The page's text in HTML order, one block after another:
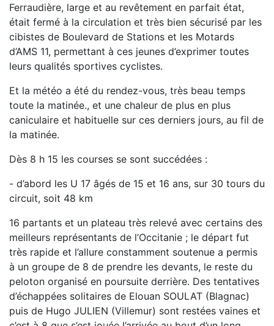
Ferraudière, large et au revêtement en parfait état,
était fermé à la circulation et très bien sécurisé par les
cibistes de Boulevard de Stations et les Motards
d’AMS 11, permettant à ces jeunes d’exprimer toutes
leurs qualités sportives cyclistes.
Et la météo a été du rendez-vous, très beau temps
toute la matinée., et une chaleur de plus en plus
caniculaire et habituelle sur ces derniers jours, au fil de
la matinée.
Dès 8 h 15 les courses se sont succédées :
- d’abord les U 17 âgés de 15 et 16 ans, sur 30 tours du
circuit, soit 48 km
16 partants et un plateau très relevé avec certains des
meilleurs représentants de l’Occitanie ; le départ fut
très rapide et l’allure constamment soutenue a permis
à un groupe de 8 de prendre les devants, le reste du
peloton organisé en poursuite derrière. Des tentatives
d’échappées solitaires de Elouan SOULAT (Blagnac)
puis de Hugo JULIEN (Villemur) sont restées vaines et